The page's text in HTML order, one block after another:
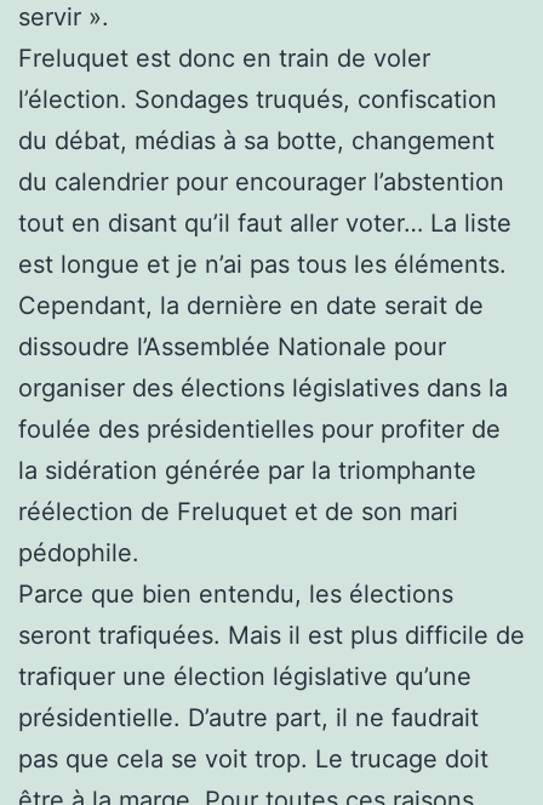
servir ».
Freluquet est donc en train de voler
l’élection. Sondages truqués, confiscation
du débat, médias à sa botte, changement
du calendrier pour encourager l’abstention
tout en disant qu’il faut aller voter… La liste
est longue et je n’ai pas tous les éléments.
Cependant, la dernière en date serait de
dissoudre l’Assemblée Nationale pour
organiser des élections législatives dans la
foulée des présidentielles pour profiter de
la sidération générée par la triomphante
réélection de Freluquet et de son mari
pédophile.
Parce que bien entendu, les élections
seront trafiquées. Mais il est plus difficile de
trafiquer une élection législative qu’une
présidentielle. D’autre part, il ne faudrait
pas que cela se voit trop. Le trucage doit